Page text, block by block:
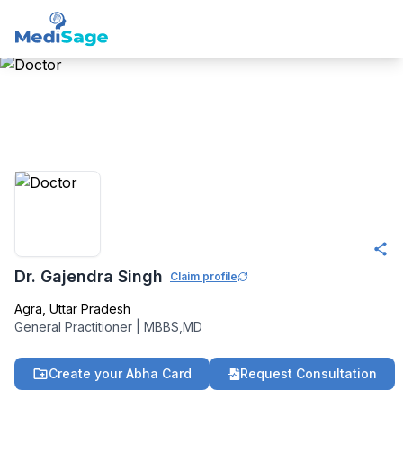
Dr. Gajendra Singh Claim profile
Agra Uttar Pradesh
General Practitioner
MBBS,MD
Create your Abha Card Request Consultation